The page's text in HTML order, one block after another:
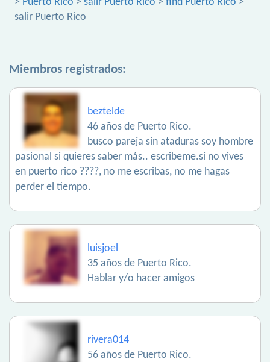
salir Puerto Rico
Miembros registrados:
beztelde
46 años de Puerto Rico.
busco pareja sin ataduras soy hombre
pasional si quieres saber más.. escribeme.si no vives
en puerto rico ????, no me escribas, no me hagas
perder el tiempo.
luisjoel
35 años de Puerto Rico.
Hablar y/o hacer amigos
rivera014
56 años de Puerto Rico.